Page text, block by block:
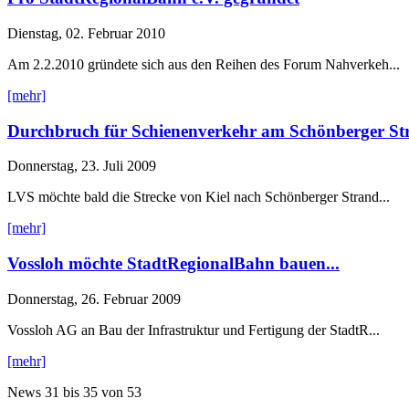
Dienstag, 02. Februar 2010
Am 2.2.2010 gründete sich aus den Reihen des Forum Nahverkeh...
[mehr]
Durchbruch für Schienenverkehr am Schönberger
Donnerstag, 23. Juli 2009
LVS möchte bald die Strecke von Kiel nach Schönberger Strand...
[mehr]
Vossloh möchte StadtRegionalBahn bauen...
Donnerstag, 26. Februar 2009
Vossloh AG an Bau der Infrastruktur und Fertigung der StadtR...
[mehr]
News 31 bis 35 von 53